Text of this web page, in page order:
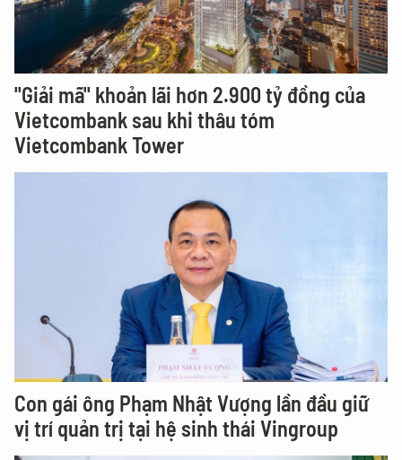
"Giải mã" khoản lãi hơn 2.900 tỷ đồng của
Vietcombank sau khi thâu tóm
Vietcombank Tower
Con gái ông Phạm Nhật Vượng lần đầu giữ
vị trí quản trị tại hệ sinh thái Vingroup